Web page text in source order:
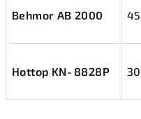
Behmor AB 2000
Hottop KN‑8828P